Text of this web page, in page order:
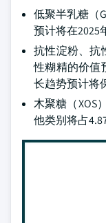
低聚半乳糖（
预计将在2025
抗性淀粉、抗
性糊精的价值
长趋势预计将
木聚糖（XOS
他类别将占